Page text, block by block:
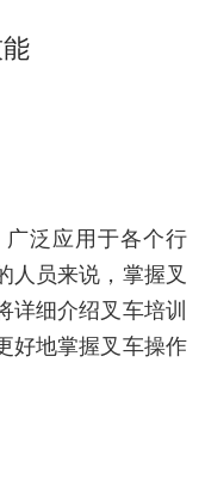
泛应用于各个行
人员来说，掌握叉
详细介绍叉车培训
好地掌握叉车操作